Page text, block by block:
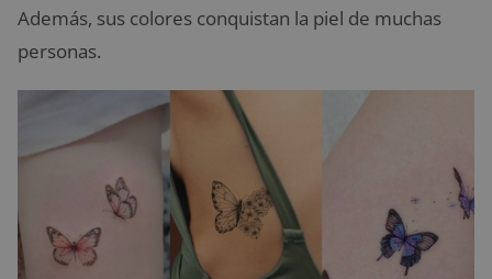
Además, sus colores conquistan la piel de muchas
personas.